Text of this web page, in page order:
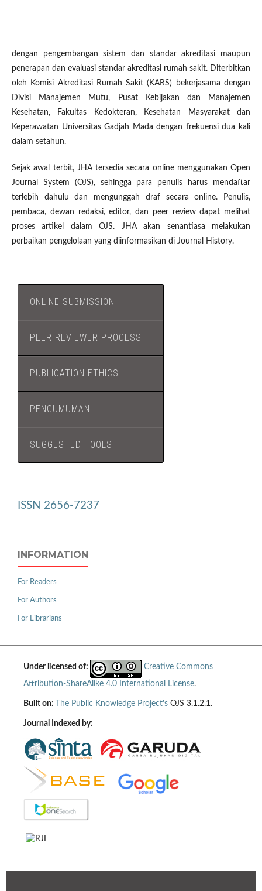
dengan pengembangan sistem dan standar akreditasi maupun
penerapan dan evaluasi standar akreditasi rumah sakit. Diterbitkan
oleh Komisi Akreditasi Rumah Sakit (KARS) bekerjasama dengan
Divisi Manajemen Mutu, Pusat Kebijakan dan Manajemen
Kesehatan, Fakultas Kedokteran, Kesehatan Masyarakat dan
Keperawatan Universitas Gadjah Mada dengan frekuensi dua kali
dalam setahun.
Sejak awal terbit, JHA tersedia secara online menggunakan Open
Journal System (OJS), sehingga para penulis harus mendaftar
terlebih dahulu dan mengunggah draf secara online. Penulis,
pembaca, dewan redaksi, editor, dan peer review dapat melihat
proses artikel dalam OJS. JHA akan senantiasa melakukan
perbaikan pengelolaan yang diinformasikan di Journal History.
ONLINE SUBMISSION
PEER REVIEWER PROCESS
PUBLICATION ETHICS
PENGUMUMAN
SUGGESTED TOOLS
ISSN 2656-7237
INFORMATION
For Readers
For Authors
For Librarians
Under licensed of: Creative Commons
Attribution-ShareAlike 4.0 International License.
Built on: The Public Knowledge Project's OJS 3.1.2.1.
Journal Indexed by: